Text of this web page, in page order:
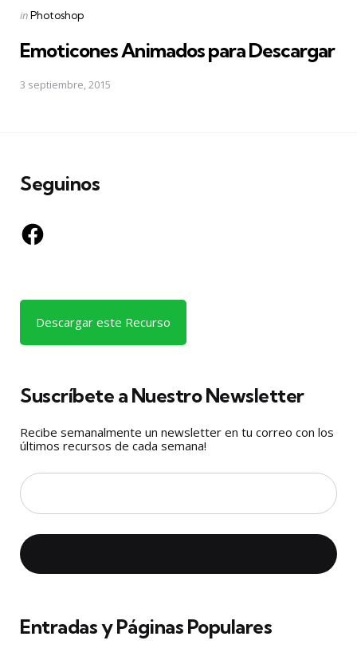
Posted
inPhotoshop
Emoticones Animados para Descargar
3 septiembre, 2015
Seguinos
Facebook
Descargar este Recurso
Suscríbete a Nuestro Newsletter
Recibe semanalmente un newsletter en tu correo con los
últimos recursos de cada semana!
Entradas y Páginas Populares